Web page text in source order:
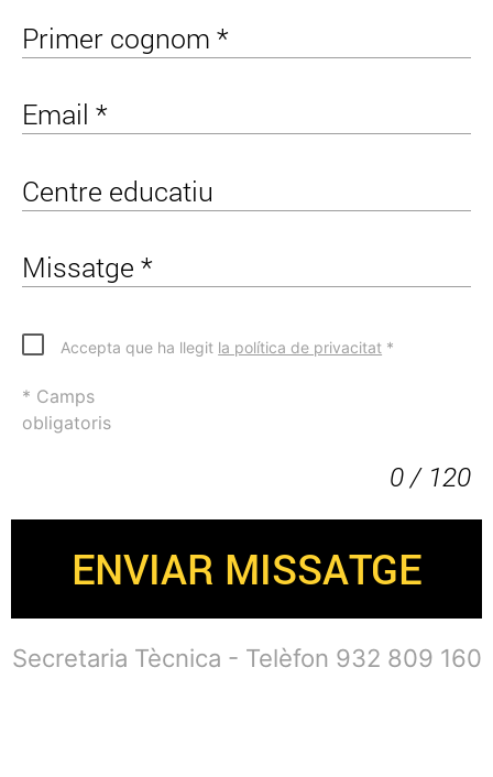
Primer cognom *
Email *
Centre educatiu
Missatge *
Accepta que ha llegit la política de privacitat *
* Camps
obligatoris
0 / 120
ENVIAR MISSATGE
Secretaria Tècnica - Telèfon 932 809 160